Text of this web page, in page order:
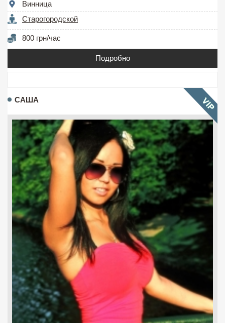
Винница
Старогородской
800 грн/час
Подробно
САША